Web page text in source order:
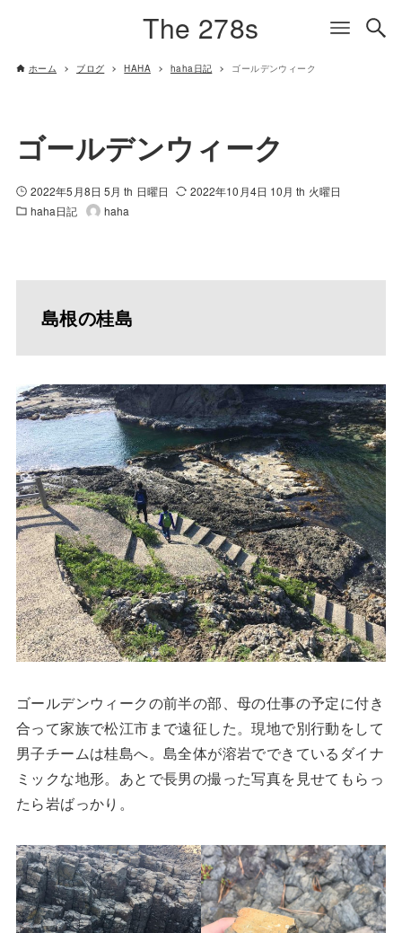
The 278s
ホーム ブログ HAHA haha日記 ゴールデンウィーク
ゴールデンウィーク
2022年5月8日 5月 th 日曜日
2022年10月4日 10月 th 火曜日
haha日記
haha
島根の桂島
ゴールデンウィークの前半の部、母の仕事の予定に付き
合って家族で松江市まで遠征した。現地で別行動をして
男子チームは桂島へ。島全体が溶岩でできているダイナ
ミックな地形。あとで長男の撮った写真を見せてもらっ
たら岩ばっかり。